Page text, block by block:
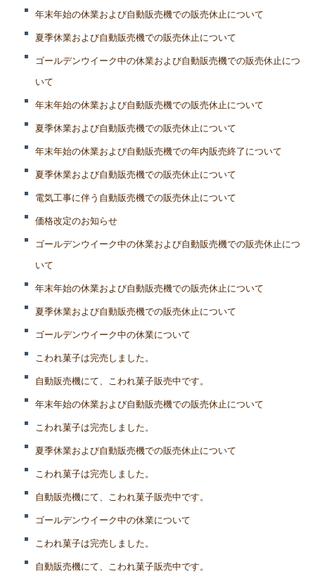
年末年始の休業および自動販売機での販売休止について
夏季休業および自動販売機での販売休止について
ゴールデンウイーク中の休業および自動販売機での販売休止につ
いて
年末年始の休業および自動販売機での販売休止について
夏季休業および自動販売機での販売休止について
年末年始の休業および自動販売機での年内販売終了について
夏季休業および自動販売機での販売休止について
電気工事に伴う自動販売機での販売休止について
価格改定のお知らせ
ゴールデンウイーク中の休業および自動販売機での販売休止につ
いて
年末年始の休業および自動販売機での販売休止について
夏季休業および自動販売機での販売休止について
ゴールデンウイーク中の休業について
こわれ菓子は完売しました。
自動販売機にて、こわれ菓子販売中です。
年末年始の休業および自動販売機での販売休止について
こわれ菓子は完売しました。
夏季休業および自動販売機での販売休止について
こわれ菓子は完売しました。
自動販売機にて、こわれ菓子販売中です。
ゴールデンウイーク中の休業について
こわれ菓子は完売しました。
自動販売機にて、こわれ菓子販売中です。